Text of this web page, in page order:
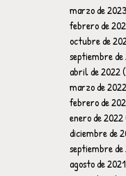
marzo de 2023
febrero de
octubre de
septiembre
abril de 2022
marzo de 2022
febrero de
enero de 2022
diciembre de
septiembre de
agosto de 2021